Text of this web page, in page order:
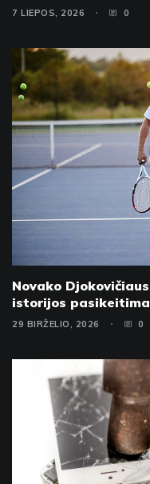
7 LIEPOS, 2026 0
Novako
istorijos
29 BIRŽELIO, 2026 0